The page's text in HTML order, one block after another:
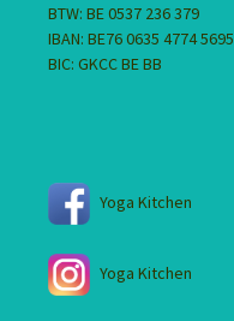
BTW: BE 0537 236 379
IBAN: BE76 0635 4774 5695
BIC: GKCC BE BB
Yoga Kitchen
Yoga Kitchen